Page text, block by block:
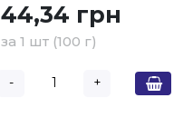
44,34 грн
за 1 шт (100 г)
- +